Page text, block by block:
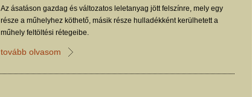
Az ásatáson gazdag és változatos leletanyag jött felszínre, mely egy
része a műhelyhez köthető, másik része hulladékként kerülhetett a
műhely feltöltési rétegeibe.
tovább olvasom